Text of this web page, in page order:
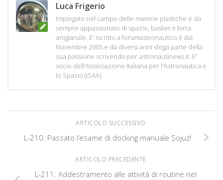
Luca Frigerio
Impiegato nel campo delle materie plastiche e da
sempre appassionato di spazio, basket e birra
artigianale. E' iscritto a forumastronautico.it dal
Novembre 2005 e da diversi anni sfoga parte della
sua passione scrivendo per astronautinews.it. E'
socio dell'Associazione Italiana per l'Astronautica e
lo Spazio (ISAA)
ARTICOLO SUCCESSIVO
L-210: Passato l’esame di docking manuale Sojuz!
ARTICOLO PRECEDENTE
L-211: Addestramento alle attività di routine nel